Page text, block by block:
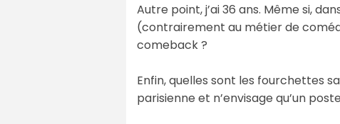
Autre point, j’ai 36 ans. Même si,
(contrairement au métier de
comeback ?
Enfin, quelles sont les fourchettes
parisienne et n’envisage qu’un